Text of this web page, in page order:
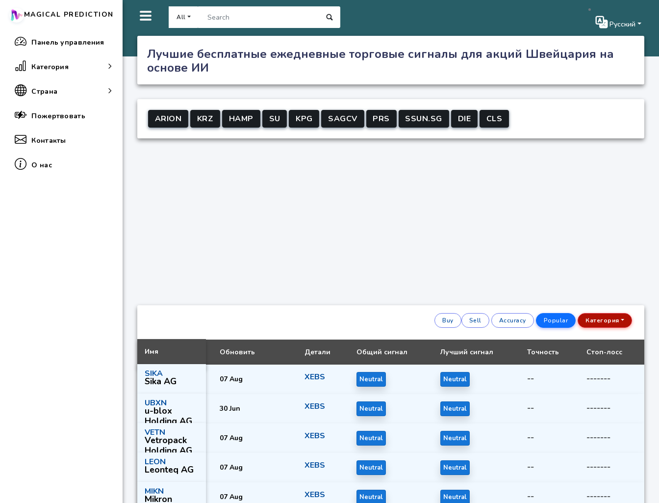
All
Русский
MAGICAL PREDICTION
Панель управления
Категория
Страна
Пожертвовать
Контакты
О нас
Лучшие бесплатные ежедневные торговые сигналы для акций Швейцария на
основе ИИ
ARION KRZ HAMP SU KPG SAGCV PRS SSUN.SG DIE CLS
Buy Sell Accuracy Popular Категория
Имя Обновить Детали Общий сигнал Лучший сигнал Точность Стоп-лосс
SIKA
Sika AG 07 Aug XEBS Neutral Neutral -- -------
UBXN
u-blox
Holding AG
30 Jun XEBS Neutral Neutral -- -------
VETN
Vetropack
Holding AG
07 Aug XEBS Neutral Neutral -- -------
LEON
Leonteq AG 07 Aug XEBS Neutral Neutral -- -------
MIKN
Mikron
07 Aug XEBS Neutral Neutral -- -------